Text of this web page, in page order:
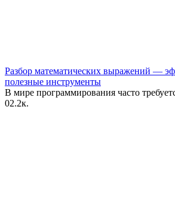
Разбор математических выражений —
полезные инструменты
В мире программирования часто
02.2к.